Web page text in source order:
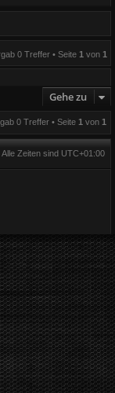
0 Treffer • Seite 1 von 1
Gehe zu
0 Treffer • Seite 1 von 1
Alle Zeiten sind UTC+01:00